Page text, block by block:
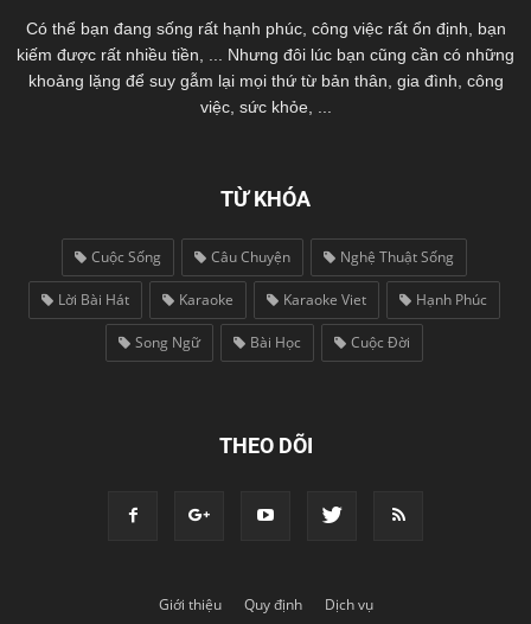
Có thể bạn đang sống rất hạnh phúc, công việc rất ổn định, bạn
kiếm được rất nhiều tiền, ... Nhưng đôi lúc bạn cũng cần có những
khoảng lặng để suy gẫm lại mọi thứ từ bản thân, gia đình, công
việc, sức khỏe, ...
TỪ KHÓA
Cuộc Sống Câu Chuyện Nghệ Thuật Sống
Lời Bài Hát Karaoke Karaoke Viet Hạnh Phúc
Song Ngữ Bài Học Cuộc Đời
THEO DÕI
Giới thiệu Quy định Dịch vụ